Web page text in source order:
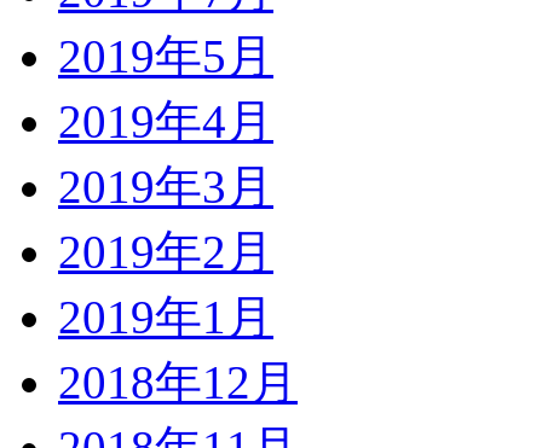
2019年5月
2019年4月
2019年3月
2019年2月
2019年1月
2018年12月